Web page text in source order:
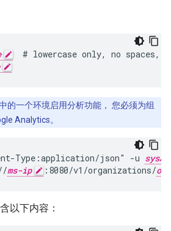
# lowercase only, no spaces,
的一个环境启用分析功能， 您必须为组
Analytics。
Type:application/json" -u
ms-ip :8080/v1/organizations/
以下内容：